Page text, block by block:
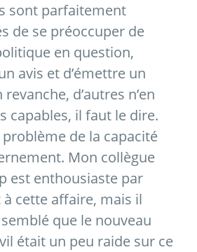
sont parfaitement
de se préoccuper de
en question,
avis et d’émettre un
revanche, d’autres n’en
capables, il faut le dire.
de la capacité
Mon collègue
est enthousiaste par
cette affaire, mais il
semblé que le nouveau
était un peu raide sur ce